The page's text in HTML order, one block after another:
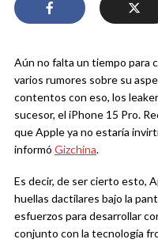
Aún no falta un tiempo para
varios rumores sobre su
contentos con eso, los
sucesor, el iPhone 15 Pro.
que Apple ya no estaría
informó Gizchina.
Es decir, de ser cierto esto,
huellas dactilares bajo la
esfuerzos para desarrollar
conjunto con la tecnología